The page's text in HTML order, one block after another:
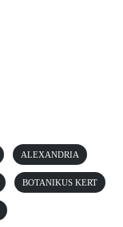
ALEXANDRIA
BOTANIKUS KERT